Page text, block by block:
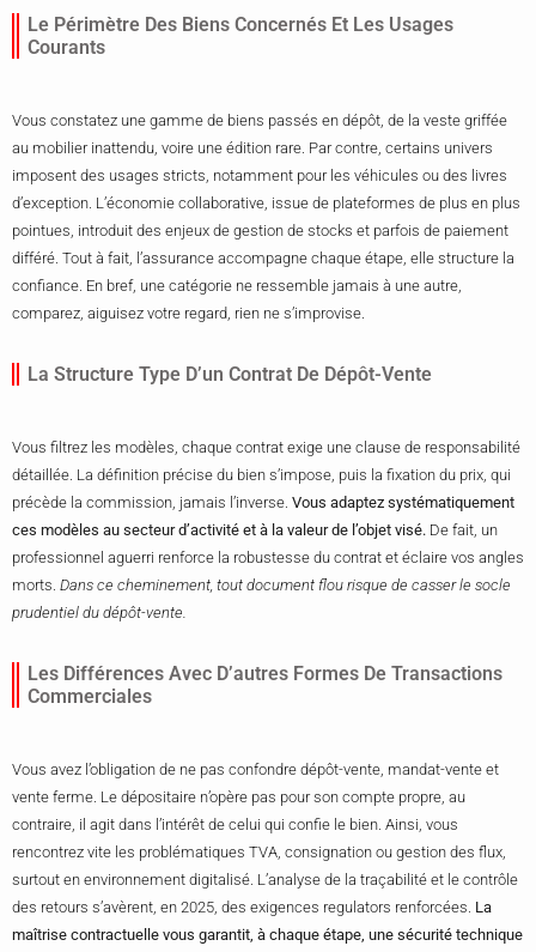
Le Périmètre Des Biens Concernés Et Les Usages
Courants
Vous constatez une gamme de biens passés en dépôt, de la veste griffée
au mobilier inattendu, voire une édition rare. Par contre, certains univers
imposent des usages stricts, notamment pour les véhicules ou des livres
d’exception. L’économie collaborative, issue de plateformes de plus en plus
pointues, introduit des enjeux de gestion de stocks et parfois de paiement
différé. Tout à fait, l’assurance accompagne chaque étape, elle structure la
confiance. En bref, une catégorie ne ressemble jamais à une autre,
comparez, aiguisez votre regard, rien ne s’improvise.
La Structure Type D’un Contrat De Dépôt-Vente
Vous filtrez les modèles, chaque contrat exige une clause de responsabilité
détaillée. La définition précise du bien s’impose, puis la fixation du prix, qui
précède la commission, jamais l’inverse. Vous adaptez systématiquement
ces modèles au secteur d’activité et à la valeur de l’objet visé. De fait, un
professionnel aguerri renforce la robustesse du contrat et éclaire vos angles
morts. Dans ce cheminement, tout document flou risque de casser le socle
prudentiel du dépôt-vente.
Les Différences Avec D’autres Formes De Transactions
Commerciales
Vous avez l’obligation de ne pas confondre dépôt-vente, mandat-vente et
vente ferme. Le dépositaire n’opère pas pour son compte propre, au
contraire, il agit dans l’intérêt de celui qui confie le bien. Ainsi, vous
rencontrez vite les problématiques TVA, consignation ou gestion des flux,
surtout en environnement digitalisé. L’analyse de la traçabilité et le contrôle
des retours s’avèrent, en 2025, des exigences regulators renforcées. La
maîtrise contractuelle vous garantit, à chaque étape, une sécurité technique